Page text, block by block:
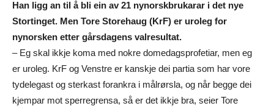
Han ligg an til å bli ein av 21 nynorskbrukarar i det nye
Stortinget. Men Tore Storehaug (KrF) er uroleg for
nynorsken etter gårsdagens valresultat.
– Eg skal ikkje koma med nokre domedagsprofetiar, men eg
er uroleg. KrF og Venstre er kanskje dei partia som har vore
tydelegast og sterkast forankra i målrørsla, og når begge dei
kjempar mot sperregrensa, så er det ikkje bra, seier Tore